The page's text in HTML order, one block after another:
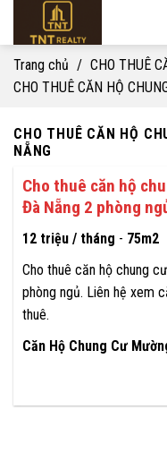
content
Trang chủ / CHO THUÊ
CHO THUÊ CĂN HỘ
CHO THUÊ CĂN HỘ
NẴNG
Cho thuê căn hộ
Đà Nẵng 2 phòng
12 triệu / tháng - 75m2
Cho thuê căn hộ chung
phòng ngủ. Liên hệ xem
thuê.
Căn Hộ Chung Cư